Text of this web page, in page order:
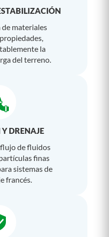
de materiales
la
del terreno.
DRENAJE
de fluidos
finas
sistemas de
francés.